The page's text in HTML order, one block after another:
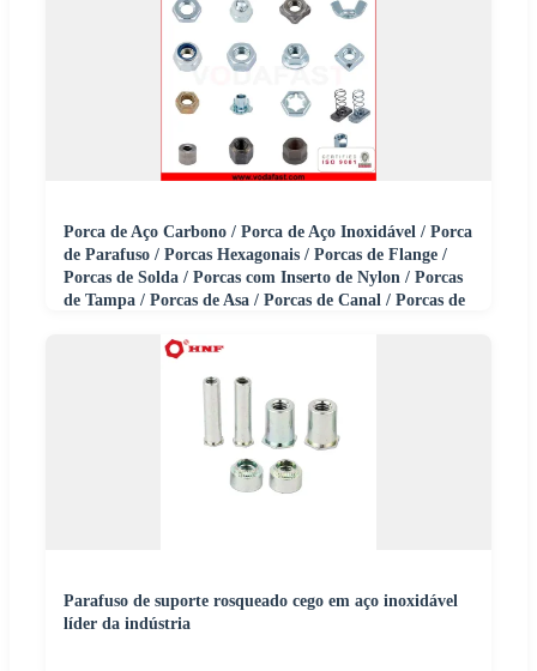
Porca de Aço Carbono / Porca de Aço Inoxidável / Porca
de Parafuso / Porcas Hexagonais / Porcas de Flange /
Porcas de Solda / Porcas com Inserto de Nylon / Porcas
de Tampa / Porcas de Asa / Porcas de Canal / Porcas de
Parafuso de suporte rosqueado cego em aço inoxidável
líder da indústria